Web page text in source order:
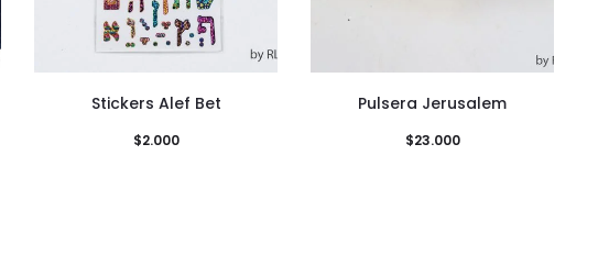
Stickers Alef Bet
$2.000
Pulsera Jerusalem
$23.000